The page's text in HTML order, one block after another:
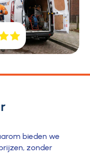
bieden we
zonder